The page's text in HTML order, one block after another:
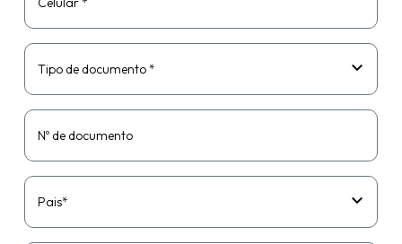
Tipo de documento *
Nº de documento
Pais*